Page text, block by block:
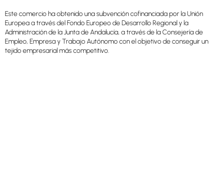
Este comercio ha obtenido una subvención cofinanciada por la Unión
Europea a través del Fondo Europeo de Desarrollo Regional y la
Administración de la Junta de Andalucía, a través de la Consejería de
Empleo, Empresa y Trabajo Autónomo con el objetivo de conseguir un
tejido empresarial más competitivo.